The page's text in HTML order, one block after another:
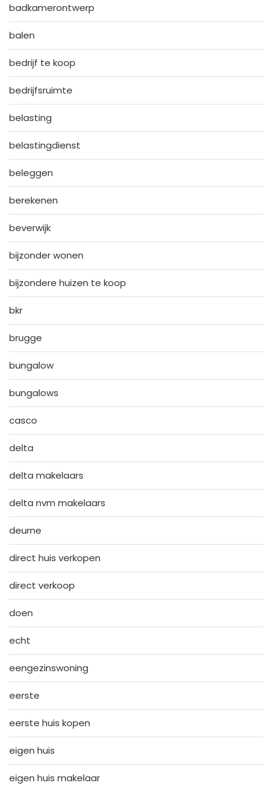
badkamerontwerp
balen
bedrijf te koop
bedrijfsruimte
belasting
belastingdienst
beleggen
berekenen
beverwijk
bijzonder wonen
bijzondere huizen te koop
bkr
brugge
bungalow
bungalows
casco
delta
delta makelaars
delta nvm makelaars
deurne
direct huis verkopen
direct verkoop
doen
echt
eengezinswoning
eerste
eerste huis kopen
eigen huis
eigen huis makelaar